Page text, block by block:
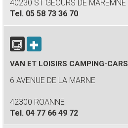
40230 ST GEOURS DE MAREMNE
Tel. 05 58 73 36 70
VAN ET LOISIRS CAMPING-CARS
6 AVENUE DE LA MARNE
42300 ROANNE
Tel. 04 77 66 49 72